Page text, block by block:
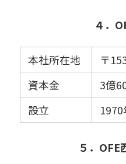
４．
本社所在地
〒
資本金
3億
設立
５．OFE